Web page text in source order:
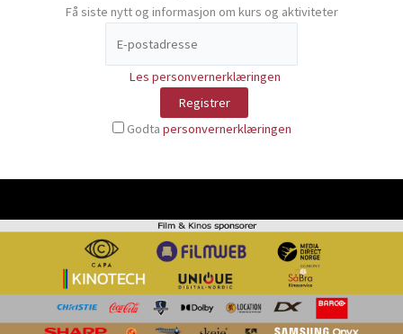
Få siste nytt og informasjon om kurs og aktiviteter
Les personvernerklæringen
Godta personvernerklæringen